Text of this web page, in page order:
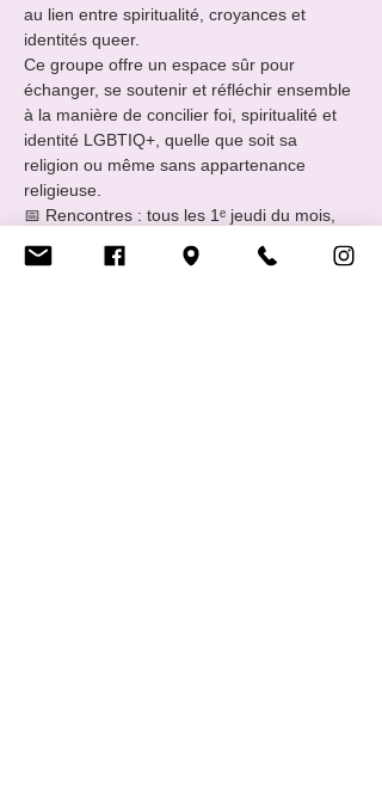
au lien entre spiritualité, croyances et
identités queer.
Ce groupe offre un espace sûr pour
échanger, se soutenir et réfléchir ensemble
à la manière de concilier foi, spiritualité et
identité LGBTIQ+, quelle que soit sa
religion ou même sans appartenance
religieuse.
📅 Rencontres : tous les 1ᵉ jeudi du mois,
🥐 merci d’apporter de quoi manger ou